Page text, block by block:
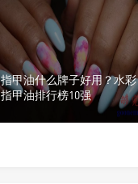
指甲油什么牌子好用？水彩
指甲油排行榜10强